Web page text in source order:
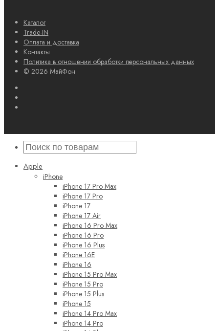
Каталог
Trade-IN
Оплата и доставка
Контакты
Политика в отношении обработки персональных данных
© 2026 МайФон
Apple
iPhone
iPhone 17 Pro Max
iPhone 17 Pro
iPhone 17
iPhone 17 Air
iPhone 16 Pro Max
iPhone 16 Pro
iPhone 16 Plus
iPhone 16E
iPhone 16
iPhone 15 Pro Max
iPhone 15 Pro
iPhone 15 Plus
iPhone 15
iPhone 14 Pro Max
iPhone 14 Pro